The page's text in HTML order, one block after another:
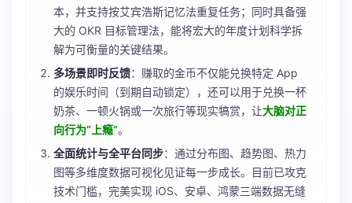
本，并支持按艾宾浩斯记忆法重复任务；同时具备强
大的 OKR 目标管理法，能将宏大的年度计划科学拆
解为可衡量的关键结果。
多场景即时反馈：赚取的金币不仅能兑换特定 App
的娱乐时间（到期自动锁定），还可以用于兑换一杯
奶茶、一顿火锅或一次旅行等现实犒赏，让大脑对正
向行为“上瘾”。
全面统计与全平台同步：通过分布图、趋势图、热力
图等多维度数据可视化见证每一步成长。目前已攻克
技术门槛，完美实现 iOS、安卓、鸿蒙三端数据无缝